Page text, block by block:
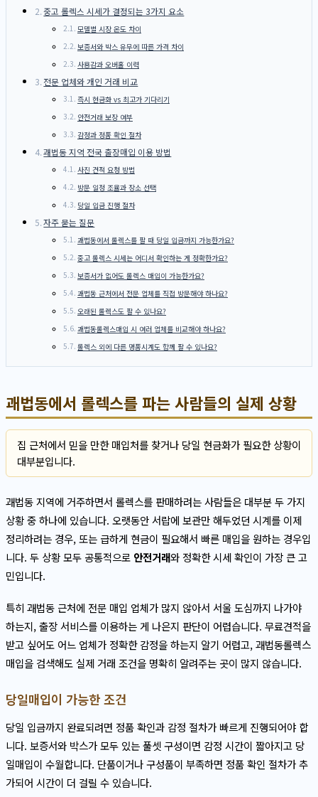
중고 롤렉스 시세가 결정되는 3가지 요소
모델별 시장 온도 차이
보증서와 박스 유무에 따른 가격 차이
사용감과 오버홀 이력
전문 업체와 개인 거래 비교
즉시 현금화 vs 최고가 기다리기
안전거래 보장 여부
감정과 정품 확인 절차
괘법동 지역 전국 출장매입 이용 방법
사진 견적 요청 방법
방문 일정 조율과 장소 선택
당일 입금 진행 절차
자주 묻는 질문
괘법동에서 롤렉스를 팔 때 당일 입금까지 가능한가요?
중고 롤렉스 시세는 어디서 확인하는 게 정확한가요?
보증서가 없어도 롤렉스 매입이 가능한가요?
괘법동 근처에서 전문 업체를 직접 방문해야 하나요?
오래된 롤렉스도 팔 수 있나요?
괘법동롤렉스매입 시 여러 업체를 비교해야 하나요?
롤렉스 외에 다른 명품시계도 함께 팔 수 있나요?
괘법동에서 롤렉스를 파는 사람들의 실제 상황
집 근처에서 믿을 만한 매입처를 찾거나 당일 현금화가 필요한 상황이
대부분입니다.
괘법동 지역에 거주하면서 롤렉스를 판매하려는 사람들은 대부분 두 가지
상황 중 하나에 있습니다. 오랫동안 서랍에 보관만 해두었던 시계를 이제
정리하려는 경우, 또는 급하게 현금이 필요해서 빠른 매입을 원하는 경우입
니다. 두 상황 모두 공통적으로 안전거래와 정확한 시세 확인이 가장 큰 고
민입니다.
특히 괘법동 근처에 전문 매입 업체가 많지 않아서 서울 도심까지 나가야
하는지, 출장 서비스를 이용하는 게 나은지 판단이 어렵습니다. 무료견적을
받고 싶어도 어느 업체가 정확한 감정을 하는지 알기 어렵고, 괘법동롤렉스
매입을 검색해도 실제 거래 조건을 명확히 알려주는 곳이 많지 않습니다.
당일매입이 가능한 조건
당일 입금까지 완료되려면 정품 확인과 감정 절차가 빠르게 진행되어야 합
니다. 보증서와 박스가 모두 있는 풀셋 구성이면 감정 시간이 짧아지고 당
일매입이 수월합니다. 단품이거나 구성품이 부족하면 정품 확인 절차가 추
가되어 시간이 더 걸릴 수 있습니다.